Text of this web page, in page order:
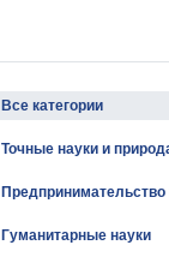
Все категории
Точные науки и
Предпринимательство
Гуманитарные науки